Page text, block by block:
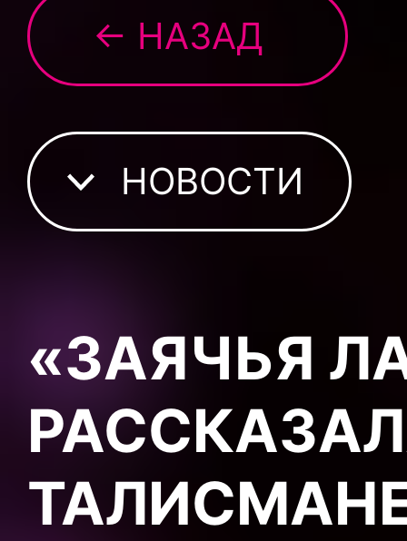
← НАЗАД
НОВОСТИ
«ЗАЯЧЬЯ